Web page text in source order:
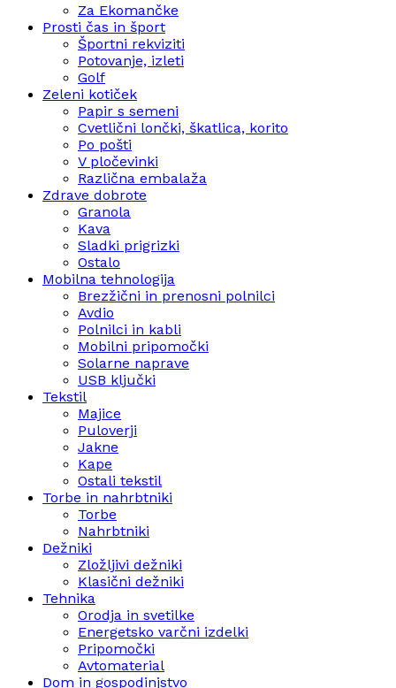
Za Ekomančke
Prosti čas in šport
Športni rekviziti
Potovanje, izleti
Golf
Zeleni kotiček
Papir s semeni
Cvetlični lončki, škatlica, korito
Po pošti
V pločevinki
Različna embalaža
Zdrave dobrote
Granola
Kava
Sladki prigrizki
Ostalo
Mobilna tehnologija
Brezžični in prenosni polnilci
Avdio
Polnilci in kabli
Mobilni pripomočki
Solarne naprave
USB ključki
Tekstil
Majice
Puloverji
Jakne
Kape
Ostali tekstil
Torbe in nahrbtniki
Torbe
Nahrbtniki
Dežniki
Zložljivi dežniki
Klasični dežniki
Tehnika
Orodja in svetilke
Energetsko varčni izdelki
Pripomočki
Avtomaterial
Dom in gospodinjstvo